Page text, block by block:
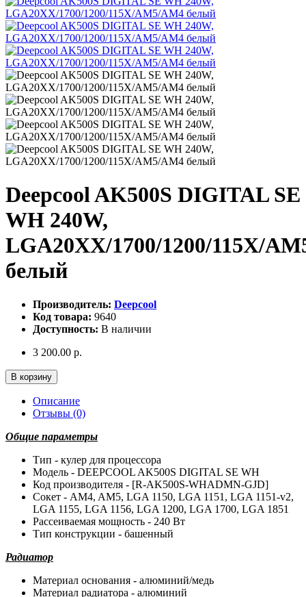
Deepcool AK500S DIGITAL SE
WH 240W,
LGA20XX/1700/1200/115X/
белый
Производитель: Deepcool
Код товара: 9640
Доступность: В наличии
3 200.00 р.
В корзину
Описание
Отзывы (0)
Общие параметры
Тип - кулер для процессора
Модель - DEEPCOOL AK500S DIGITAL SE WH
Код производителя - [R-AK500S-WHADMN-GJD]
Сокет - AM4, AM5, LGA 1150, LGA 1151, LGA 1151-v2,
LGA 1155, LGA 1156, LGA 1200, LGA 1700, LGA 1851
Рассеиваемая мощность - 240 Вт
Тип конструкции - башенный
Радиатор
Материал основания - алюминий/медь
Материал радиатора - алюминий